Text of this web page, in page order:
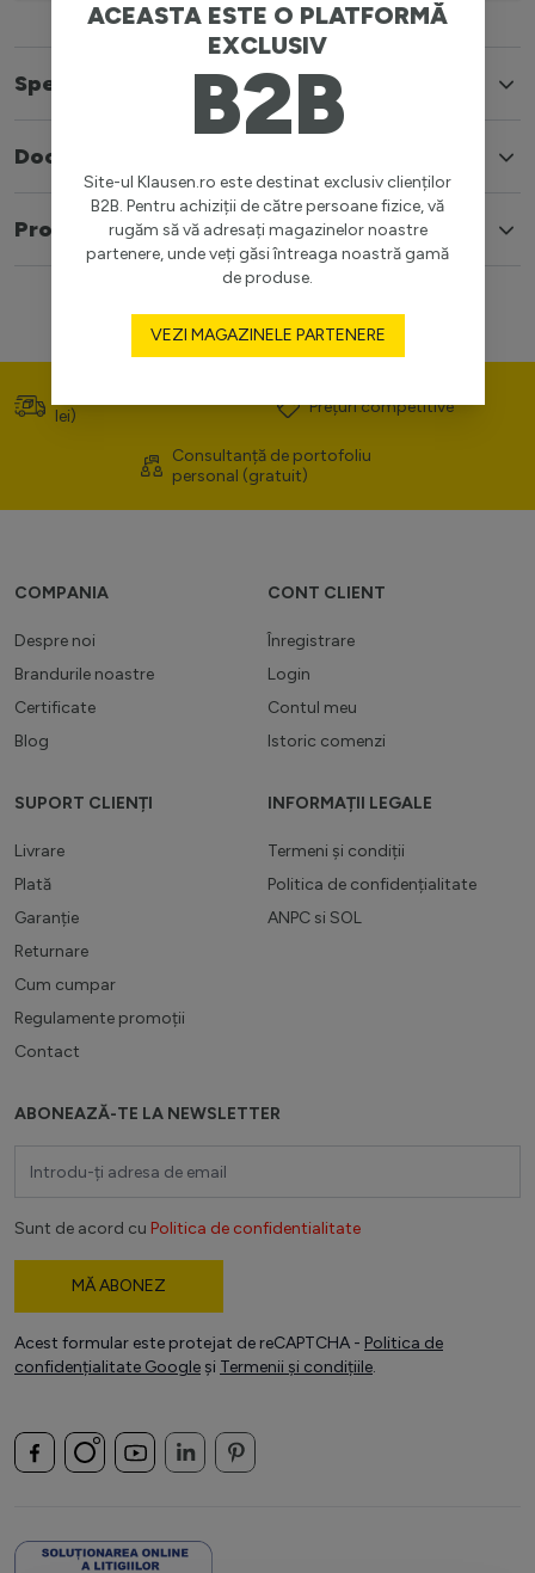
Specificatii
Documente
Produse similare
ACEASTA ESTE O PLATFORMĂ
EXCLUSIV
B2B
Site-ul Klausen.ro este destinat exclusiv clienților
B2B. Pentru achiziții de către persoane fizice, vă
rugăm să vă adresați magazinelor noastre
partenere, unde veți găsi întreaga noastră gamă
de produse.
VEZI MAGAZINELE PARTENERE
lei)
Prețuri competitive
Consultanță de portofoliu
personal (gratuit)
COMPANIA
Despre noi
Brandurile noastre
Certificate
Blog
CONT CLIENT
Înregistrare
Login
Contul meu
Istoric comenzi
SUPORT CLIENȚI
Livrare
Plată
Garanție
Returnare
Cum cumpar
Regulamente promoții
Contact
INFORMAȚII LEGALE
Termeni și condiții
Politica de confidențialitate
ANPC si SOL
ABONEAZĂ-TE LA NEWSLETTER
Sunt de acord cu Politica de confidentialitate
MĂ ABONEZ
Acest formular este protejat de reCAPTCHA - Politica de
confidențialitate Google și Termenii și condițiile.